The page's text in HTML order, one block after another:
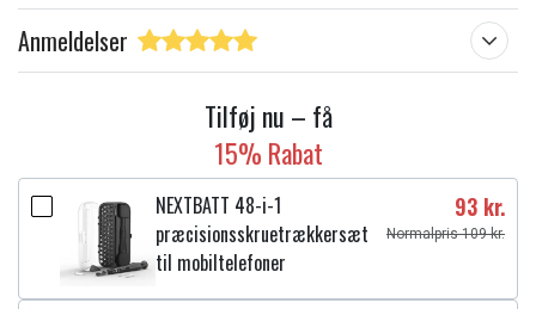
XiR E8668
DP3441
DP3441e
XiR P8600
DP3000e
DP3661
Spænding:
Anmeldelser
Tilføj nu – få
15% Rabat
NEXTBATT 48-i-1
præcisionsskruetrækkersæt
til mobiltelefoner
93 kr.
Normalpris 109 kr.